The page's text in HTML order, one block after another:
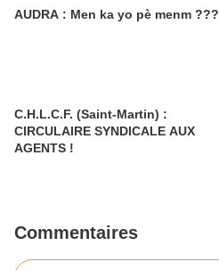
AUDRA : Men ka yo pè menm ???
C.H.L.C.F. (Saint-Martin) :
CIRCULAIRE SYNDICALE AUX
AGENTS !
Commentaires